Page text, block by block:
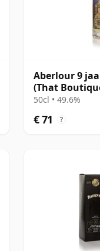
Aberlour 9
(That
Company)
50cl • 49.6%
€ 71 ?